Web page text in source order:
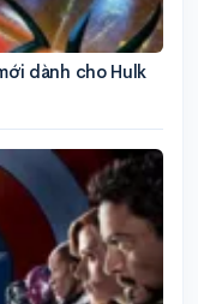
dành cho Hulk